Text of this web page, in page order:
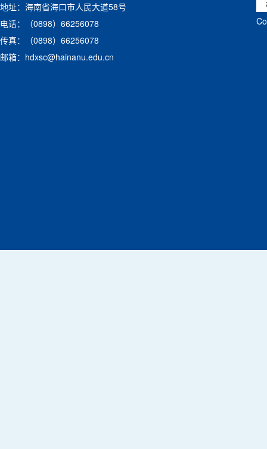
地址：海南省海口市人民大道58号
电话：（0898）66256078
传真：（0898）66256078
邮箱：hdxsc@hainanu.edu.cn